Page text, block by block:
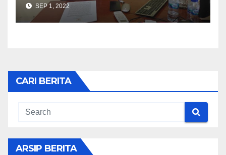
SEP 1, 2022
CARI BERITA
ARSIP BERITA